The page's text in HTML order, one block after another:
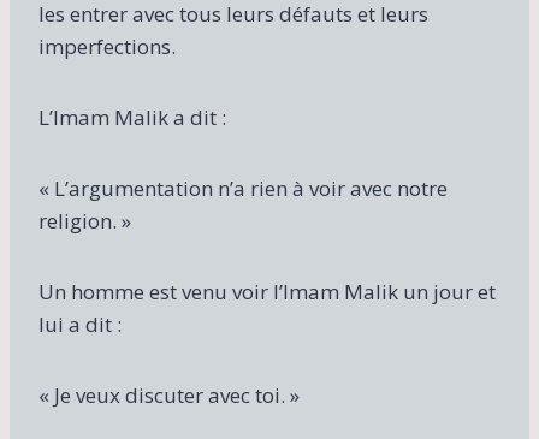
les entrer avec tous leurs défauts et leurs
imperfections.
L’Imam Malik a dit :
« L’argumentation n’a rien à voir avec notre
religion. »
Un homme est venu voir l’Imam Malik un jour et
lui a dit :
« Je veux discuter avec toi. »